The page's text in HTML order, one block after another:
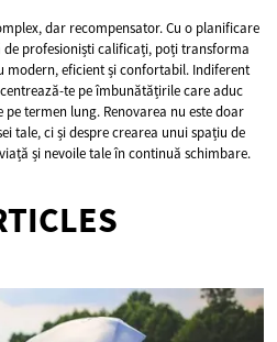
dar recompensator. Cu o planificare
profesioniști calificați, poți transforma
modern, eficient și confortabil. Indiferent
te pe îmbunătățirile care aduc
termen lung. Renovarea nu este doar
tale, ci și despre crearea unui spațiu de
și nevoile tale în continuă schimbare.